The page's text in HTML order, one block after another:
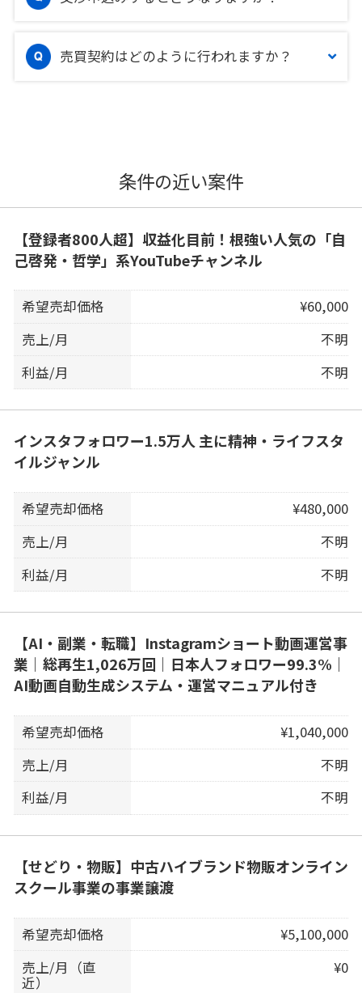
売買契約はどのように行われますか？
条件の近い案件
【登録者800人超】収益化目前！根強い人気の「自
己啓発・哲学」系YouTubeチャンネル
希望売却価格
¥60,000
売上/月
不明
利益/月
不明
インスタフォロワー1.5万人 主に精神・ライフスタ
イルジャンル
希望売却価格
¥480,000
売上/月
不明
利益/月
不明
【AI・副業・転職】Instagramショート動画運営事
業｜総再生1,026万回｜日本人フォロワー99.3%｜
AI動画自動生成システム・運営マニュアル付き
希望売却価格
¥1,040,000
売上/月
不明
利益/月
不明
【せどり・物販】中古ハイブランド物販オンライン
スクール事業の事業譲渡
希望売却価格
¥5,100,000
売上/月（直
近）
¥0